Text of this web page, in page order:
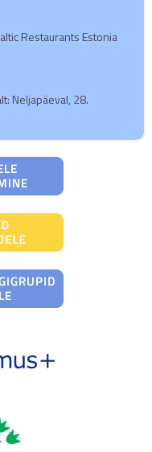
Restaurants Estonia
Neljapäeval, 28.